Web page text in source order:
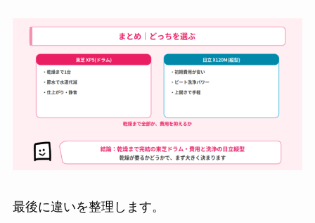
最後に違いを整理します。